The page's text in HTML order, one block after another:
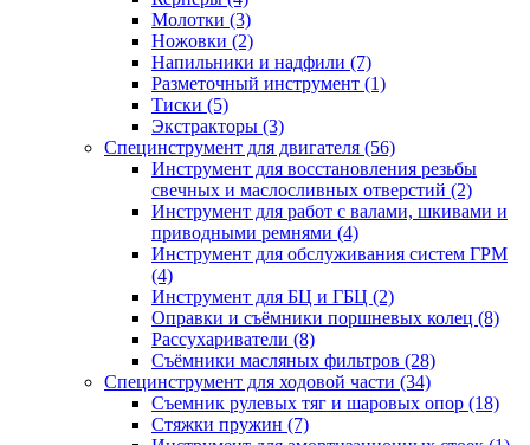
Молотки (3)
Ножовки (2)
Напильники и надфили (7)
Разметочный инструмент (1)
Тиски (5)
Экстракторы (3)
Специнструмент для двигателя (56)
Инструмент для восстановления резьбы
свечных и маслосливных отверстий (2)
Инструмент для работ с валами, шкивами и
приводными ремнями (4)
Инструмент для обслуживания систем ГРМ
(4)
Инструмент для БЦ и ГБЦ (2)
Оправки и съёмники поршневых колец (8)
Рассухариватели (8)
Съёмники масляных фильтров (28)
Специнструмент для ходовой части (34)
Съемник рулевых тяг и шаровых опор (18)
Стяжки пружин (7)